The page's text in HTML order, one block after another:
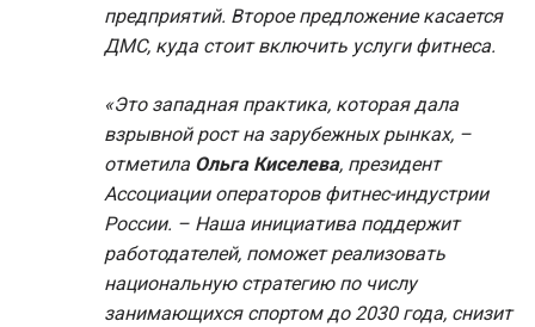
предприятий. Второе предложение касается
ДМС, куда стоит включить услуги фитнеса.
«Это западная практика, которая дала
взрывной рост на зарубежных рынках, –
отметила Ольга Киселева, президент
Ассоциации операторов фитнес-индустрии
России. – Наша инициатива поддержит
работодателей, поможет реализовать
национальную стратегию по числу
занимающихся спортом до 2030 года, снизит